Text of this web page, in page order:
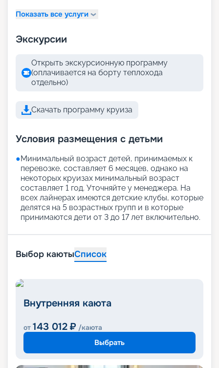
Показать все услуги
Экскурсии
Открыть экскурсионную программу
(оплачивается на борту теплохода
отдельно)
Скачать программу круиза
Условия размещения с детьми
●Минимальный возраст детей, принимаемых к
перевозке, составляет 6 месяцев, однако на
некоторых круизах минимальный возраст
составляет 1 год. Уточняйте у менеджера. На
всех лайнерах имеются детские клубы, которые
делятся на 5 возрастных групп и в которые
принимаются дети от 3 до 17 лет включительно.
Выбор каютыСписок
Внутренняя каюта
от 143 012 ₽ /каюта
Выбрать